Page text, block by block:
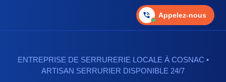
Appelez-nous
ENTREPRISE DE SERRURERIE LOCALE À COSNAC •
ARTISAN SERRURIER DISPONIBLE 24/7